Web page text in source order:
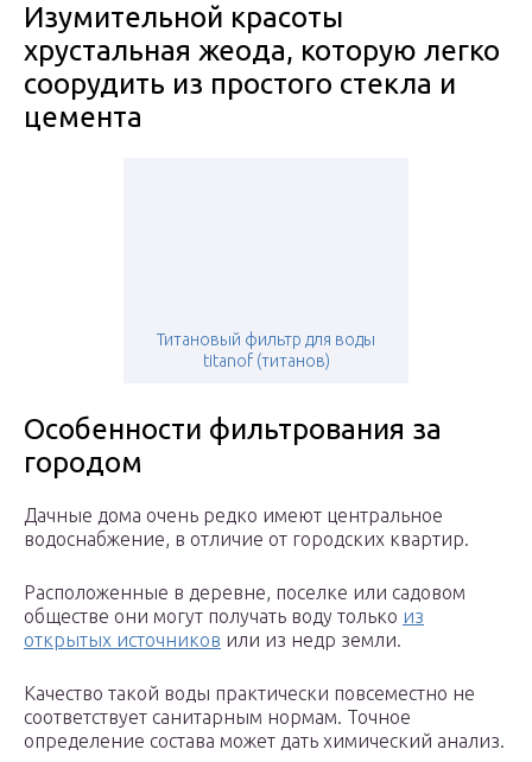
Изумительной красоты
хрустальная жеода, которую легко
соорудить из простого стекла и
цемента
Титановый фильтр для воды
titanof (титанов)
Особенности фильтрования за
городом
Дачные дома очень редко имеют центральное
водоснабжение, в отличие от городских квартир.
Расположенные в деревне, поселке или садовом
обществе они могут получать воду только из
открытых источников или из недр земли.
Качество такой воды практически повсеместно не
соответствует санитарным нормам. Точное
определение состава может дать химический анализ.